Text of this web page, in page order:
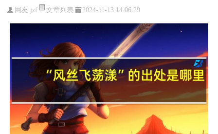
网友:jzf 文章列表 2024-11-13 14:06:29